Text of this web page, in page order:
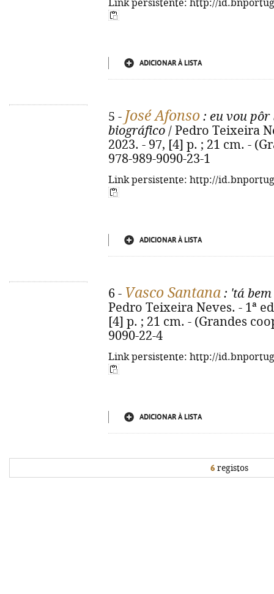
Link persistente: http://
ADICIONAR À LISTA
5 - José Afonso : eu vou pôr
biográfico / Pedro Teixeira
2023. - 97, [4] p. ; 21 cm. -
978-989-9090-23-1
Link persistente: http://
ADICIONAR À LISTA
6 - Vasco Santana : 'tá
Pedro Teixeira Neves. - 1ª
[4] p. ; 21 cm. - (Grandes
9090-22-4
Link persistente: http://
ADICIONAR À LISTA
6 registos